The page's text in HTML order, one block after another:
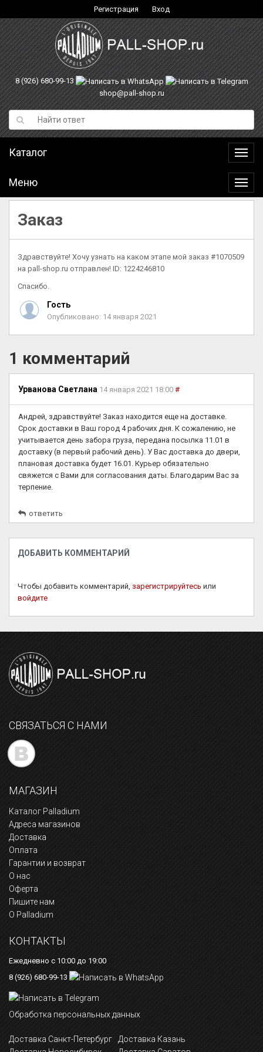
Регистрация Вход
8 (926) 680-99-13
shop@pall-shop.ru
Каталог
Меню
Меню
Заказ
Здравствуйте! Хочу узнать на каком этапе мой заказ #1070509
на pall-shop.ru отправлен! ID: 1224246810
Спасибо.
Гость
Опубликовано: 14 января 2021
1 комментарий
Урванова Светлана 14 января 2021 18:00 #
Андрей, здравствуйте! Заказ находится еще на доставке.
Срок доставки в Ваш город 4 рабочих дня. К сожалению, не
учитывается день забора груза, передана посылка 11.01 в
доставку (в первый рабочий день). У Вас доставка до двери,
плановая доставка будет 16.01. Курьер обязательно
свяжется с Вами для согласования даты. Благодарим Вас за
терпение.
ответить
ДОБАВИТЬ КОММЕНТАРИЙ
Чтобы добавить комментарий, зарегистрируйтесь или
войдите
СВЯЗАТЬСЯ С НАМИ
МАГАЗИН
Каталог Palladium
Адреса магазинов
Доставка
Оплата
Гарантии и возврат
О нас
Оферта
Пишите нам
О Palladium
КОНТАКТЫ
Ежедневно с 10:00 до 19:00
8 (926) 680-99-13
Обработка персональных данных
Доставка Санкт-Петербург
Доставка Казань